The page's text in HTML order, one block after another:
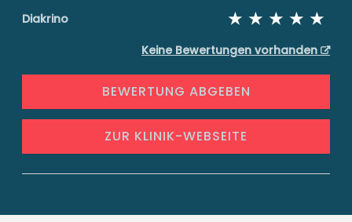
Diakrino
Keine Bewertungen vorhanden
BEWERTUNG ABGEBEN
ZUR KLINIK-WEBSEITE